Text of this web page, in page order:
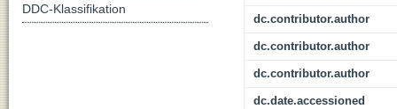
dc.contributor.author
dc.contributor.author
dc.contributor.author
dc.date.accessioned
DDC-Klassifikation